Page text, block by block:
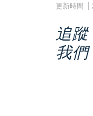
更新時間
追蹤
我們